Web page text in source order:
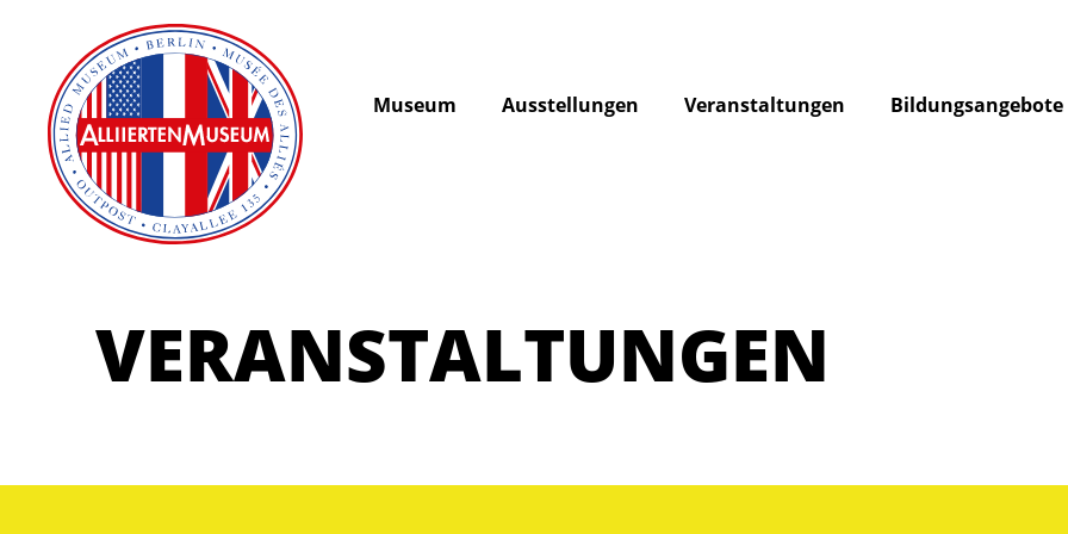
Museum Ausstellungen Veranstaltungen Bildungsangebote
VERANSTALTUNGEN